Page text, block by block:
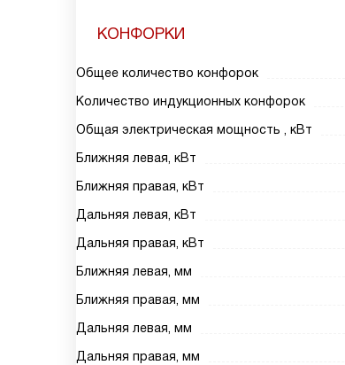
КОНФОРКИ
Общее количество конфорок
Количество индукционных конфорок
Общая электрическая мощность , кВт
Ближняя левая, кВт
Ближняя правая, кВт
Дальняя левая, кВт
Дальняя правая, кВт
Ближняя левая, мм
Ближняя правая, мм
Дальняя левая, мм
Дальняя правая, мм